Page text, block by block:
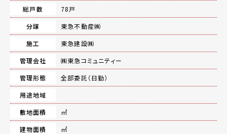
総戸数
78戸
分譲
東急不動産㈱
施工
東急建設㈱
管理会社
㈱東急コミュニティー
管理形態
全部委託（日勤）
用途地域
敷地面積
㎡
建物面積
㎡